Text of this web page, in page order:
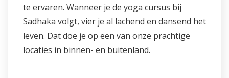
te ervaren. Wanneer je de yoga cursus bij
Sadhaka volgt, vier je al lachend en dansend het
leven. Dat doe je op een van onze prachtige
locaties in binnen- en buitenland.